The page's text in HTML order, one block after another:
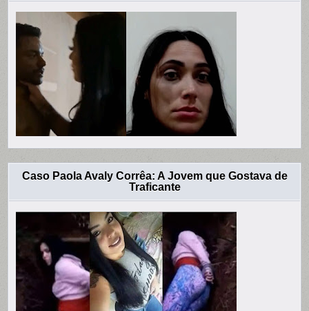
Caso Paola Avaly Corrêa: A Jovem que Gostava de
Traficante